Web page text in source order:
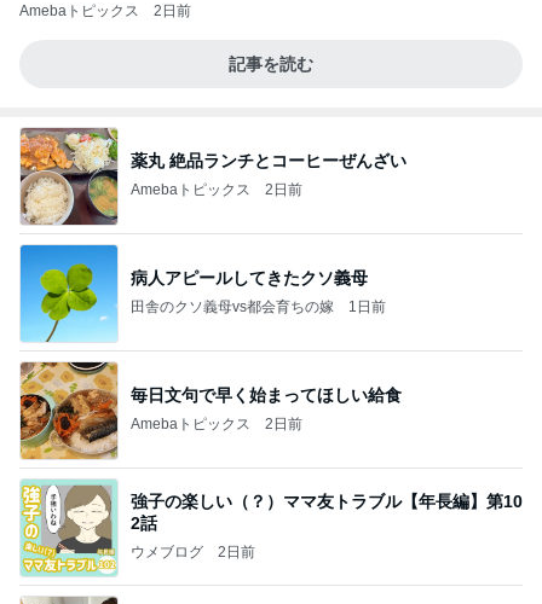
Amebaトピックス 2日前
記事を読む
薬丸 絶品ランチとコーヒーぜんざい
Amebaトピックス 2日前
病人アピールしてきたクソ義母
田舎のクソ義母vs都会育ちの嫁 1日前
毎日文句で早く始まってほしい給食
Amebaトピックス 2日前
強子の楽しい（？）ママ友トラブル【年長編】第10
2話
ウメブログ 2日前